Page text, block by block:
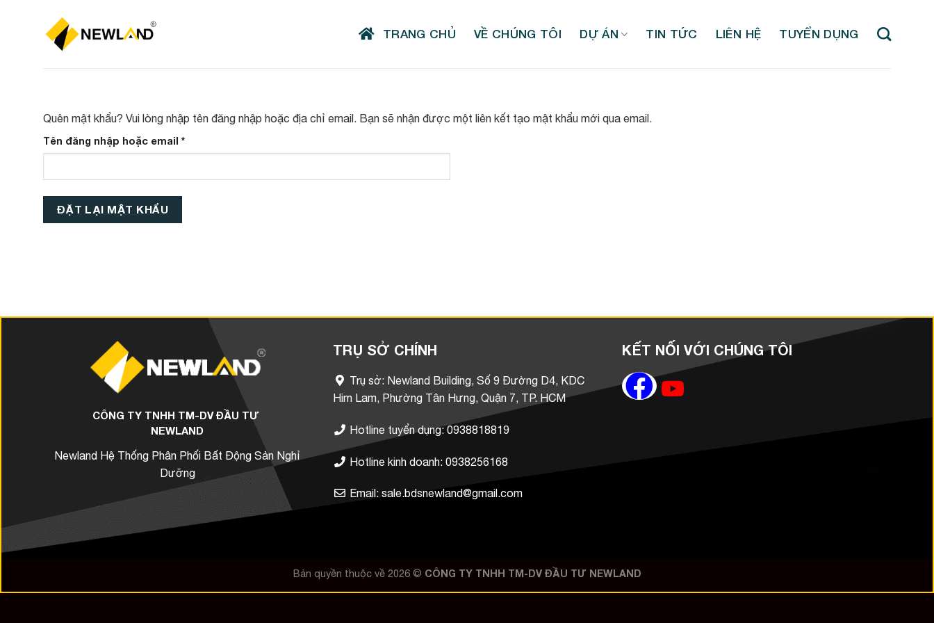
TRANG CHỦ VỀ CHÚNG TÔI DỰ ÁN TIN TỨC LIÊN HỆ TUYỂN DỤNG
Quên mật khẩu? Vui lòng nhập tên đăng nhập hoặc địa chỉ email. Bạn sẽ nhận được một liên kết tạo mật khẩu mới qua email.
Tên đăng nhập hoặc email *Bắt
buộc
ĐẶT LẠI MẬT KHẨU
CÔNG TY TNHH TM-DV ĐẦU TƯ
NEWLAND
Newland Hệ Thống Phân Phối Bất Động Sản Nghỉ
Dưỡng
TRỤ SỞ CHÍNH
Trụ sở: Newland Building, Số 9 Đường D4, KDC
Him Lam, Phường Tân Hưng, Quận 7, TP. HCM
Hotline tuyển dụng: 0938818819
Hotline kinh doanh: 0938256168
Email: sale.bdsnewland@gmail.com
KẾT NỐI VỚI CHÚNG TÔI
Bản quyền thuộc về 2026 © CÔNG TY TNHH TM-DV ĐẦU TƯ NEWLAND